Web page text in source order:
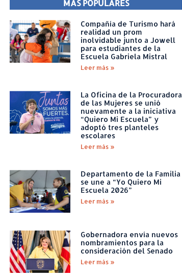
MÁS POPULARES
Compañía de Turismo hará
realidad un prom
inolvidable junto a Jowell
para estudiantes de la
Escuela Gabriela Mistral
Leer más »
La Oficina de la Procuradora
de las Mujeres se unió
nuevamente a la iniciativa
“Quiero Mi Escuela” y
adoptó tres planteles
escolares
Leer más »
Departamento de la Familia
se une a “Yo Quiero Mi
Escuela 2026”
Leer más »
Gobernadora envía nuevos
nombramientos para la
consideración del Senado
Leer más »